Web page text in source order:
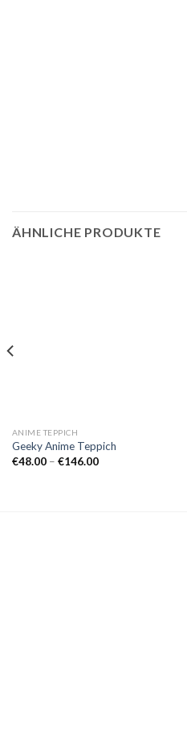
ÄHNLICHE PRODUKTE
ANIME TEPPICH
Geeky Anime Teppich
€48.00 – €146.00Preisspanne: